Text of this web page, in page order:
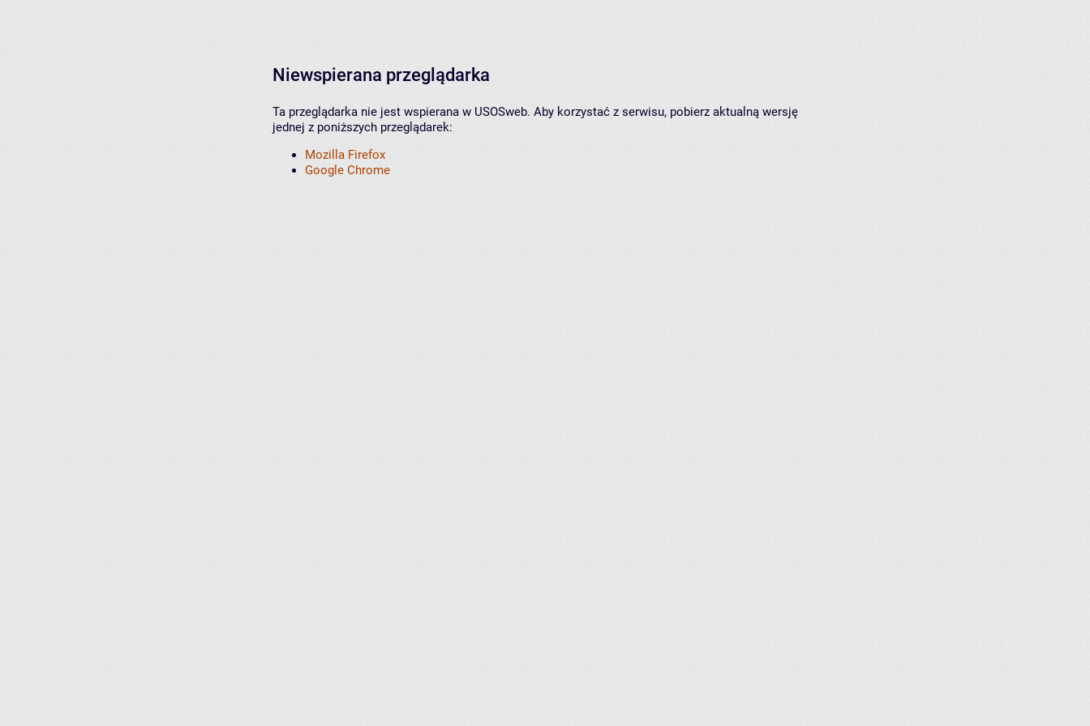
Niewspierana przeglądarka
Ta przeglądarka nie jest wspierana w USOSweb. Aby korzystać z serwisu, pobierz aktualną wersję
jednej z poniższych przeglądarek:
Mozilla Firefox
Google Chrome